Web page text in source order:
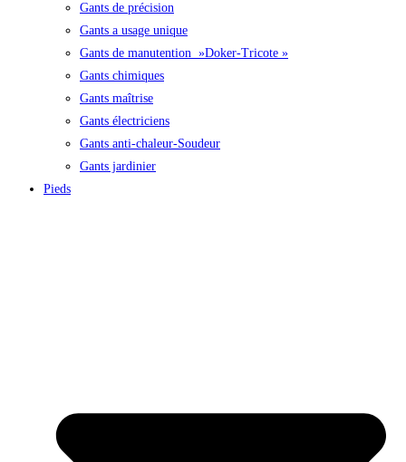
Gants de précision
Gants a usage unique
Gants de manutention »Doker-Tricote »
Gants chimiques
Gants maîtrise
Gants électriciens
Gants anti-chaleur-Soudeur
Gants jardinier
Pieds